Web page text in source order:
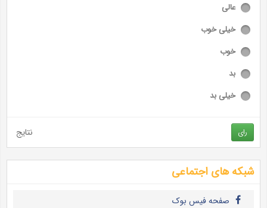
عالی
خیلی خوب
خوب
بد
خیلی بد
رای نتایج
شبکه های اجتماعی
صفحه فیس بوک